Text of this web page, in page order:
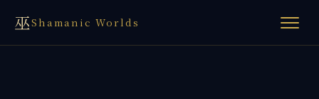
巫Shamanic Worlds